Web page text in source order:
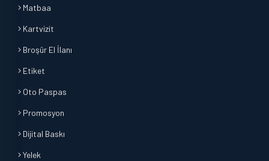
Matbaa
Kartvizit
Broşür El İlanı
Etiket
Oto Paspas
Promosyon
Dijital Baskı
Yelek